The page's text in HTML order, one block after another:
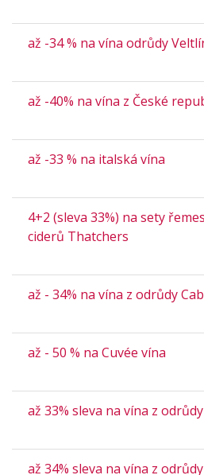
až -34 % na vína odrůdy
až -40% na vína z České
až -33 % na italská vína
4+2 (sleva 33%) na sety
ciderů Thatchers
až - 34% na vína z odrůdy
až - 50 % na Cuvée vína
až 33% sleva na vína z
až 34% sleva na vína z